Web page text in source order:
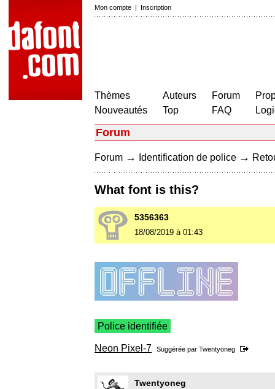
Mon compte | Inscription
Thèmes
Nouveautés
Auteurs
Top
Forum
FAQ
Forum
Forum → Identification de police →
What font is this?
5356363
18/08/2019 à 01:43
Police identifiée
Neon Pixel-7 Suggérée par Twentyoneg
Twentyoneg